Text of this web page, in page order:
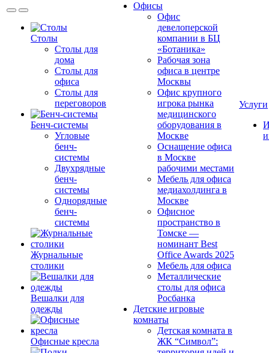
Столы
Столы для
дома
Столы для
офиса
Столы для
переговоров
Бенч-системы
Угловые
бенч-
системы
Двухрядные
бенч-
системы
Однорядные
бенч-
системы
Журнальные
столики
Вешалки для
одежды
Офисные кресла
Офисы
Офис
девелоперской
компании в БЦ
«Ботаника»
Рабочая зона
офиса в центре
Москвы
Офис крупного
игрока рынка
медицинского
оборудования в
Москве
Оснащение офиса
в Москве
рабочими местами
Мебель для офиса
медиахолдинга в
Москве
Офисное
пространство в
Томске —
номинант Best
Office Awards 2025
Мебель для офиса
Металлические
столы для офиса
Росбанка
Детские игровые
комнаты
Детская комната в
ЖК “Символ”:
Услуги